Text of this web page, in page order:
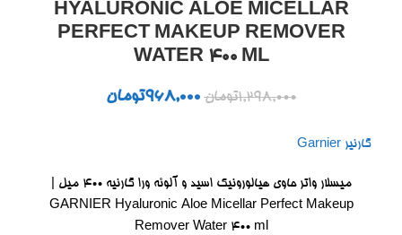
HYALURONIC ALOE MICELLAR
PERFECT MAKEUP REMOVER
WATER 400 ML
1,298,000تومان 968,000تومان
گارنیر Garnier
میسلار واتر حاوی هیالورونیک اسید و آلوئه ورا گارنیه ۴۰۰ میل |
GARNIER Hyaluronic Aloe Micellar Perfect Makeup
Remover Water 400 ml